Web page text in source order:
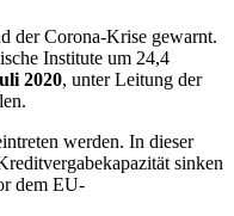
der Corona-Krise gewarnt.
Institute um 24,4
2020, unter Leitung der
werden. In dieser
sinken
dem EU-